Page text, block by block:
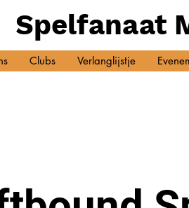
Spelfanaat
Clubs Verlanglijstje